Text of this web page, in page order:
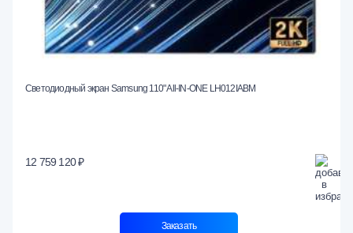
Светодиодный экран Samsung 110" All-IN-ONE LH012IABM
12 759 120 ₽
Заказать